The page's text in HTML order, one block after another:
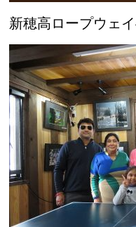
新穂高ロープウェ